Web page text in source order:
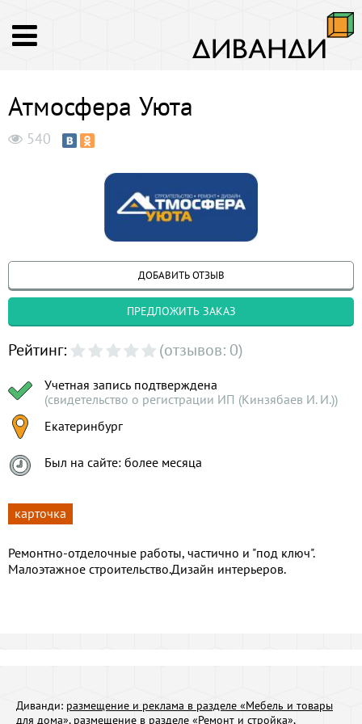
Атмосфера Уюта
540
ДОБАВИТЬ ОТЗЫВ
ПРЕДЛОЖИТЬ ЗАКАЗ
Рейтинг: (отзывов: 0)
Учетная запись подтверждена
(свидетельство о регистрации ИП (Кинзябаев И. И.))
Екатеринбург
Был на сайте: более месяца
карточка
Ремонтно-отделочные работы, частично и "под ключ".
Малоэтажное строительство.Дизайн интерьеров.
Диванди: размещение и реклама в разделе «Мебель и товары
для дома», размещение в разделе «Ремонт и стройка»,